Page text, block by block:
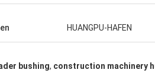
HUANGPU-HAFEN
bushing, construction machinery